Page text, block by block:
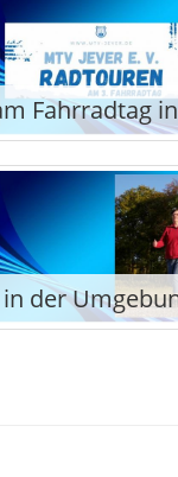
Fahrradtag
der